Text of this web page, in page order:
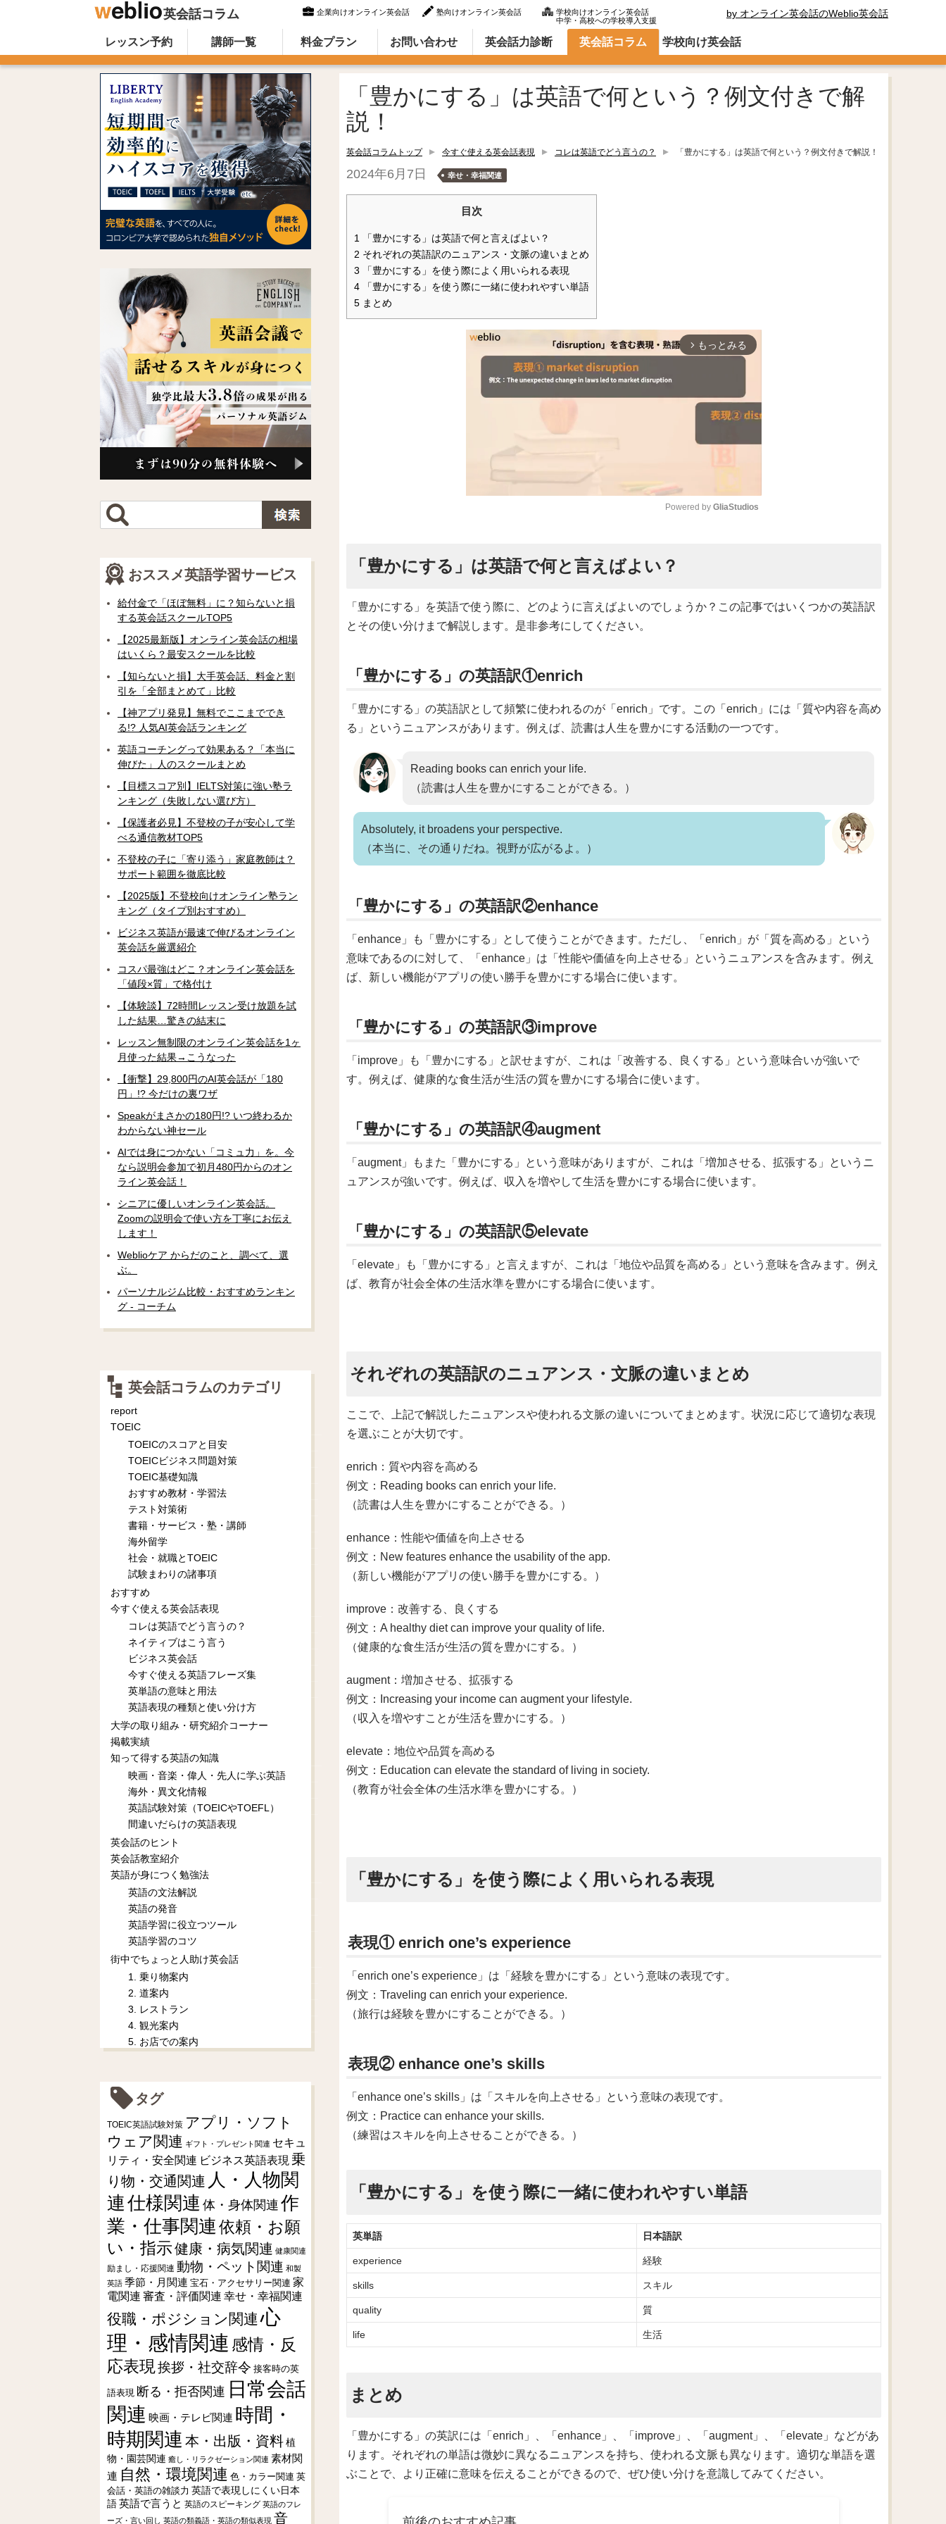
英会話コラム 企業向けオンライン英会話 塾向けオンライン英会話
学校向けオンライン英会話
中学・高校への学校導入支援
by オンライン英会話のWeblio英会話
オンライン英会話のWeblio英会話コラム（英語での言い方・英語表現）
Skip to content
レッスン予約 講師一覧 料金プラン お問い合わせ 英会話力診断 英会話コラム 学校向け英会話
「豊かにする」は英語で何という？例文付きで解
説！
英会話コラムトップ 今すぐ使える英会話表現 コレは英語でどう言うの？ 「豊かにする」は英語で何という？例文付きで解説！
2024年6月7日 幸せ・幸福関連
目次
1 「豊かにする」は英語で何と言えばよい？
2 それぞれの英語訳のニュアンス・文脈の違いまとめ
3 「豊かにする」を使う際によく用いられる表現
4 「豊かにする」を使う際に一緒に使われやすい単語
5 まとめ
arrow_forward_ios もっとみる
e
Powered by GliaStudios
「豊かにする」は英語で何と言えばよい？
「豊かにする」を英語で使う際に、どのように言えばよいのでしょうか？この記事ではいくつかの英語訳
とその使い分けまで解説します。是非参考にしてください。
「豊かにする」の英語訳①enrich
「豊かにする」の英語訳として頻繁に使われるのが「enrich」です。この「enrich」には「質や内容を高め
る」というニュアンスがあります。例えば、読書は人生を豊かにする活動の一つです。
Reading books can enrich your life.
（読書は人生を豊かにすることができる。）
Absolutely, it broadens your perspective.
（本当に、その通りだね。視野が広がるよ。）
「豊かにする」の英語訳②enhance
「enhance」も「豊かにする」として使うことができます。ただし、「enrich」が「質を高める」という
意味であるのに対して、「enhance」は「性能や価値を向上させる」というニュアンスを含みます。例え
ば、新しい機能がアプリの使い勝手を豊かにする場合に使います。
「豊かにする」の英語訳③improve
「improve」も「豊かにする」と訳せますが、これは「改善する、良くする」という意味合いが強いで
す。例えば、健康的な食生活が生活の質を豊かにする場合に使います。
「豊かにする」の英語訳④augment
「augment」もまた「豊かにする」という意味がありますが、これは「増加させる、拡張する」というニ
ュアンスが強いです。例えば、収入を増やして生活を豊かにする場合に使います。
「豊かにする」の英語訳⑤elevate
「elevate」も「豊かにする」と言えますが、これは「地位や品質を高める」という意味を含みます。例え
ば、教育が社会全体の生活水準を豊かにする場合に使います。
それぞれの英語訳のニュアンス・文脈の違いまとめ
ここで、上記で解説したニュアンスや使われる文脈の違いについてまとめます。状況に応じて適切な表現
を選ぶことが大切です。
enrich：質や内容を高める
例文：Reading books can enrich your life.
（読書は人生を豊かにすることができる。）
enhance：性能や価値を向上させる
例文：New features enhance the usability of the app.
（新しい機能がアプリの使い勝手を豊かにする。）
improve：改善する、良くする
例文：A healthy diet can improve your quality of life.
（健康的な食生活が生活の質を豊かにする。）
augment：増加させる、拡張する
例文：Increasing your income can augment your lifestyle.
（収入を増やすことが生活を豊かにする。）
elevate：地位や品質を高める
例文：Education can elevate the standard of living in society.
（教育が社会全体の生活水準を豊かにする。）
「豊かにする」を使う際によく用いられる表現
表現① enrich one’s experience
「enrich one’s experience」は「経験を豊かにする」という意味の表現です。
例文：Traveling can enrich your experience.
（旅行は経験を豊かにすることができる。）
表現② enhance one’s skills
「enhance one’s skills」は「スキルを向上させる」という意味の表現です。
例文：Practice can enhance your skills.
（練習はスキルを向上させることができる。）
「豊かにする」を使う際に一緒に使われやすい単語
英単語 日本語訳
experience 経験
skills スキル
quality 質
life 生活
まとめ
「豊かにする」の英訳には「enrich」、「enhance」、「improve」、「augment」、「elevate」などがあ
ります。それぞれの単語は微妙に異なるニュアンスを持ち、使われる文脈も異なります。適切な単語を選
ぶことで、より正確に意味を伝えることができるので、ぜひ使い分けを意識してみてください。
おススメ英語学習サービス
給付金で「ほぼ無料」に？知らないと損
する英会話スクールTOP5
【2025最新版】オンライン英会話の相場
はいくら？最安スクールを比較
【知らないと損】大手英会話、料金と割
引を「全部まとめて」比較
【神アプリ発見】無料でここまででき
る!? 人気AI英会話ランキング
英語コーチングって効果ある？「本当に
伸びた」人のスクールまとめ
【目標スコア別】IELTS対策に強い塾ラ
ンキング（失敗しない選び方）
【保護者必見】不登校の子が安心して学
べる通信教材TOP5
不登校の子に「寄り添う」家庭教師は？
サポート範囲を徹底比較
【2025版】不登校向けオンライン塾ラン
キング（タイプ別おすすめ）
ビジネス英語が最速で伸びるオンライン
英会話を厳選紹介
コスパ最強はどこ？オンライン英会話を
「値段×質」で格付け
【体験談】72時間レッスン受け放題を試
した結果…驚きの結末に
レッスン無制限のオンライン英会話を1ヶ
月使った結果→こうなった
【衝撃】29,800円のAI英会話が「180
円」!? 今だけの裏ワザ
Speakがまさかの180円!? いつ終わるか
わからない神セール
AIでは身につかない「コミュ力」を。今
なら説明会参加で初月480円からのオン
ライン英会話！
シニアに優しいオンライン英会話。
Zoomの説明会で使い方を丁寧にお伝え
します！
Weblioケア からだのこと、調べて、選
ぶ。
パーソナルジム比較・おすすめランキン
グ - コーチム
英会話コラムのカテゴリ
report
TOEIC
TOEICのスコアと目安
TOEICビジネス問題対策
TOEIC基礎知識
おすすめ教材・学習法
テスト対策術
書籍・サービス・塾・講師
海外留学
社会・就職とTOEIC
試験まわりの諸事項
おすすめ
今すぐ使える英会話表現
コレは英語でどう言うの？
ネイティブはこう言う
ビジネス英会話
今すぐ使える英語フレーズ集
英単語の意味と用法
英語表現の種類と使い分け方
大学の取り組み・研究紹介コーナー
掲載実績
知って得する英語の知識
映画・音楽・偉人・先人に学ぶ英語
海外・異文化情報
英語試験対策（TOEICやTOEFL）
間違いだらけの英語表現
英会話のヒント
英会話教室紹介
英語が身につく勉強法
英語の文法解説
英語の発音
英語学習に役立つツール
英語学習のコツ
街中でちょっと人助け英会話
1. 乗り物案内
2. 道案内
3. レストラン
4. 観光案内
5. お店での案内
タグ
TOEIC英語試験対策 アプリ・ソフト
ウェア関連 ギフト・プレゼント関連 セキュ
リティ・安全関連 ビジネス英語表現 乗
り物・交通関連 人・人物関
連仕様関連 体・身体関連 作
業・仕事関連依頼・お願
い・指示健康・病気関連 健康関連
励まし・応援関連 動物・ペット関連 和製
英語 季節・月関連 宝石・アクセサリー関連 家
電関連 審査・評価関連 幸せ・幸福関連
役職・ポジション関連 心
理・感情関連 感情・反
応表現挨拶・社交辞令 接客時の英
語表現 断る・拒否関連 日常会話
関連 映画・テレビ関連 時間・
時期関連 本・出版・資料植
物・園芸関連 癒し・リラクゼーション関連 素材関
連 自然・環境関連 色・カラー関連 英
会話・英語の雑談力 英語で表現しにくい日本
語 英語で言うと 英語のスピーキング 英語のフレ
ーズ・言い回し 英語の類義語・英語の類似表現 音